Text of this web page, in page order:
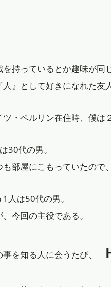
を持っているとか趣味が同
人』として好きになれた友
ツ・ベルリン在住時、僕は
30代の男。
も部屋にこもっていたので
1人は50代の男。
、今回の主役である。
事を知る人に会うたび、「